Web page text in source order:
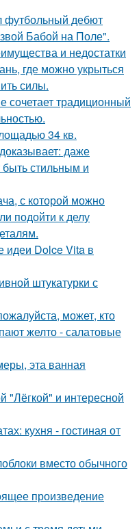
футбольный дебют
Бабой на Поле".
и недостатки
где можно укрыться
силы.
сочетает традиционный
34 кв.
даже
стильным и
с которой можно
подойти к делу
идеи Dolce Vita в
штукатурки с
может, кто
желто - салатовые
эта ванная
"Лёгкой" и интересной
кухня - гостиная от
вместо обычного
произведение